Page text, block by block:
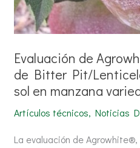
Evaluación de
de Bitter Pit/
sol en manzana
Artículos técnicos, Noticias
La evaluación de
en
manzana
variedad